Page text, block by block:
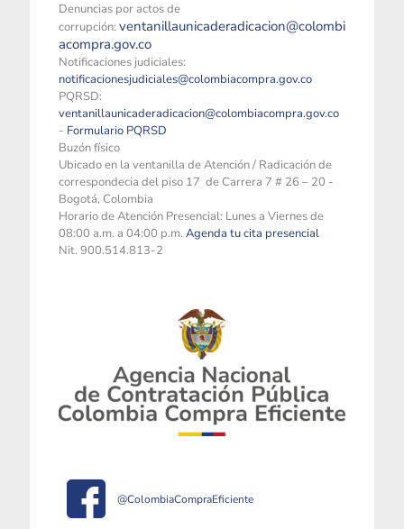
Denuncias por actos de
corrupción: ventanillaunicaderadicacion@colombi
acompra.gov.co
Notificaciones judiciales:
notificacionesjudiciales@colombiacompra.gov.co
PQRSD:
ventanillaunicaderadicacion@colombiacompra.gov.co
- Formulario PQRSD
Buzón físico
Ubicado en la ventanilla de Atención / Radicación de
correspondecia del piso 17 de Carrera 7 # 26 – 20 -
Bogotá, Colombia
Horario de Atención Presencial: Lunes a Viernes de
08:00 a.m. a 04:00 p.m. Agenda tu cita presencial
Nit. 900.514.813-2
@ColombiaCompraEficiente